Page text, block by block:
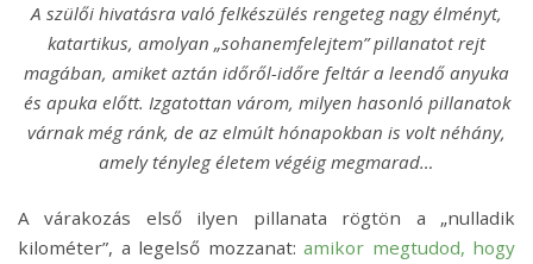
Apa leszek! – …és megtartod?
Apa leszek! – Először látni, először hallani
Apa leszek! – Örülj, hogy apa vagy!
Apa leszek! – Levél leendő gyermekeim édesanyjának
Apa leszek! – Fel lehet erre készülni egyáltalán?
A szülői hivatásra való felkészülés rengeteg nagy élményt,
katartikus, amolyan „sohanemfelejtem” pillanatot rejt
magában, amiket aztán időről-időre feltár a leendő anyuka
és apuka előtt. Izgatottan várom, milyen hasonló pillanatok
várnak még ránk, de az elmúlt hónapokban is volt néhány,
amely tényleg életem végéig megmarad…
A várakozás első ilyen pillanata rögtön a „nulladik
kilométer”, a legelső mozzanat: amikor megtudod, hogy